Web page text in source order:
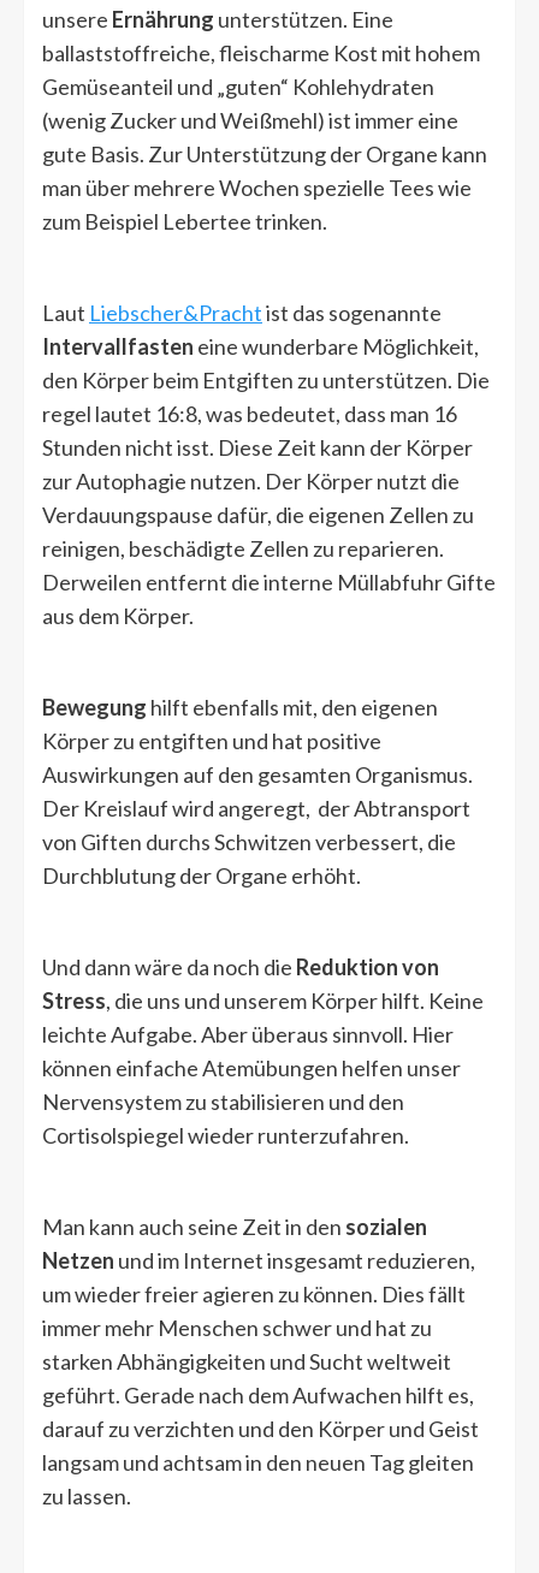
unsere Ernährung unterstützen. Eine
ballaststoffreiche, fleischarme Kost mit hohem
Gemüseanteil und „guten“ Kohlehydraten
(wenig Zucker und Weißmehl) ist immer eine
gute Basis. Zur Unterstützung der Organe kann
man über mehrere Wochen spezielle Tees wie
zum Beispiel Lebertee trinken.
Laut Liebscher&Prachtist das sogenannte
Intervallfasten eine wunderbare Möglichkeit,
den Körper beim Entgiften zu unterstützen. Die
regel lautet 16:8, was bedeutet, dass man 16
Stunden nicht isst. Diese Zeit kann der Körper
zur Autophagie nutzen. Der Körper nutzt die
Verdauungspause dafür, die eigenen Zellen zu
reinigen, beschädigte Zellen zu reparieren.
Derweilen entfernt die interne Müllabfuhr Gifte
aus dem Körper.
Bewegung hilft ebenfalls mit, den eigenen
Körper zu entgiften und hat positive
Auswirkungen auf den gesamten Organismus.
Der Kreislauf wird angeregt, der Abtransport
von Giften durchs Schwitzen verbessert, die
Durchblutung der Organe erhöht.
Und dann wäre da noch die Reduktion von
Stress, die uns und unserem Körper hilft. Keine
leichte Aufgabe. Aber überaus sinnvoll. Hier
können einfache Atemübungen helfen unser
Nervensystem zu stabilisieren und den
Cortisolspiegel wieder runterzufahren.
Man kann auch seine Zeit in den sozialen
Netzen und im Internet insgesamt reduzieren,
um wieder freier agieren zu können. Dies fällt
immer mehr Menschen schwer und hat zu
starken Abhängigkeiten und Sucht weltweit
geführt. Gerade nach dem Aufwachen hilft es,
darauf zu verzichten und den Körper und Geist
langsam und achtsam in den neuen Tag gleiten
zu lassen.